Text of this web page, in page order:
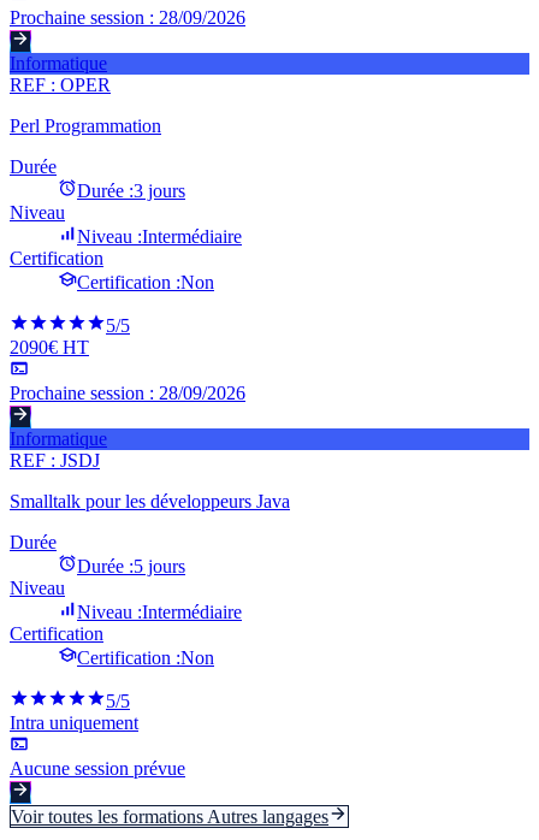
Prochaine session : 28/09/2026
Informatique
REF : OPER
Perl Programmation
Durée
Durée :3 jours
Niveau
Niveau :Intermédiaire
Certification
Certification :Non
5/5
2090€ HT
Prochaine session : 28/09/2026
Informatique
REF : JSDJ
Smalltalk pour les développeurs Java
Durée
Durée :5 jours
Niveau
Niveau :Intermédiaire
Certification
Certification :Non
5/5
Intra uniquement
Aucune session prévue
Voir toutes les formations Autres langages